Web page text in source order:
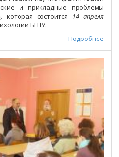
и прикладные проблемы
которая состоится
14 апреля
БГПУ.
Подробнее